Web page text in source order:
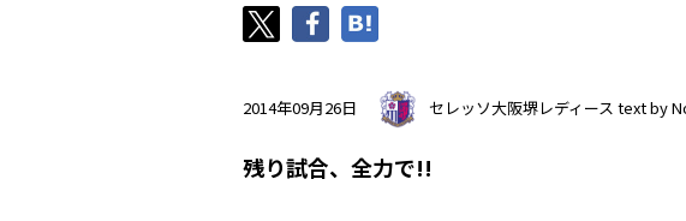
2014年09月26日 セレッソ大阪堺レディース text by
残り試合、全力で!!